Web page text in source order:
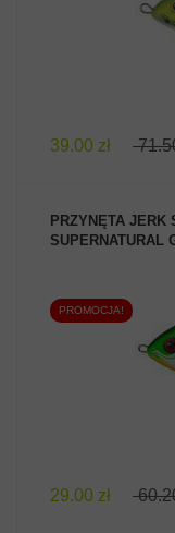
39.00 zł
PRZYNĘTA JERK
SUPERNATURAL
PROMOCJA!
29.00 zł